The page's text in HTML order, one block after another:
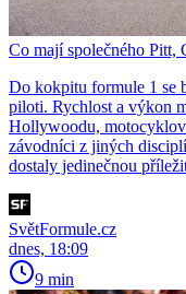
Co mají společného Pitt,
Do kokpitu formule 1 se
piloti. Rychlost a výkon
Hollywoodu,
závodníci z jiných
dostaly jedinečnou
SvětFormule.cz
dnes, 18:09
9 min